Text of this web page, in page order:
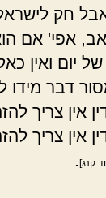
חק
אפי' אם הוא
יום ואין
דבר
אין צריך
אין
קנג]